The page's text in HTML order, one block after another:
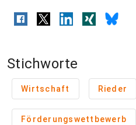
Stichworte
Wirtschaft Rieder
Förderungswettbewerb